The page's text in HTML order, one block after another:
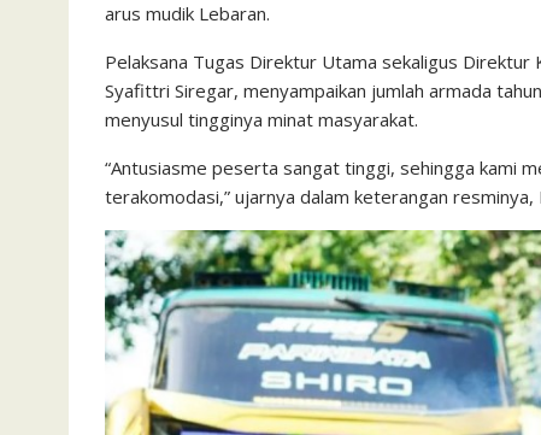
arus mudik Lebaran.
Pelaksana Tugas Direktur Utama sekaligus Direktur
Syafittri Siregar, menyampaikan jumlah armada
menyusul tingginya minat masyarakat.
“Antusiasme peserta sangat tinggi, sehingga kami
terakomodasi,” ujarnya dalam keterangan resminya,